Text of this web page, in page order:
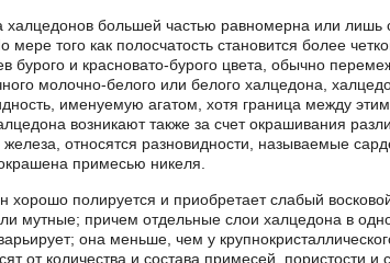
халцедонов большей частью равномерна или лишь
мере того как полосчатость становится более
бурого и красновато-бурого цвета, обычно
молочно-белого или белого халцедона,
именуемую агатом, хотя граница между
возникают также за счет окрашивания
относятся разновидности, называемые
примесью никеля.
хорошо полируется и приобретает слабый
мутные; причем отдельные слои халцедона в
она меньше, чем у
от количества и состава примесей, пористости